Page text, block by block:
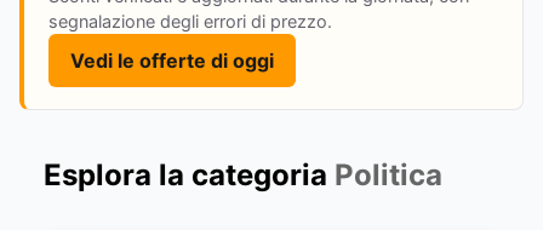
segnalazione degli errori di prezzo.
Vedi le offerte di oggi
Esplora la categoria Politica